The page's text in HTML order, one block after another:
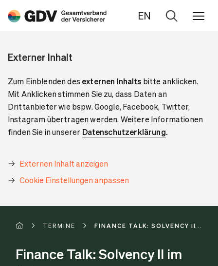
EN
Zur
TERMINE FINANCE TALK: SOLVENCY II IM
Finance Talk: Solvency II im
Externer Inhalt
Zum Einblenden des externen Inhalts bitte anklicken.
Mit Anklicken stimmen Sie zu, dass Daten an
Drittanbieter wie bspw. Google, Facebook, Twitter,
Instagram übertragen werden. Weitere Informationen
finden Sie in unserer Datenschutzerklärung.
Externen Inhalt anzeigen
Cookie Einstellungen anpassen